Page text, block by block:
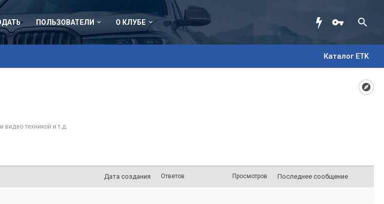
Каталог ETK
ПОЛЬЗОВАТЕЛИ О КЛУБЕ
техникой и т.д.
Дата создания Ответов Просмотров Последнее сообщение